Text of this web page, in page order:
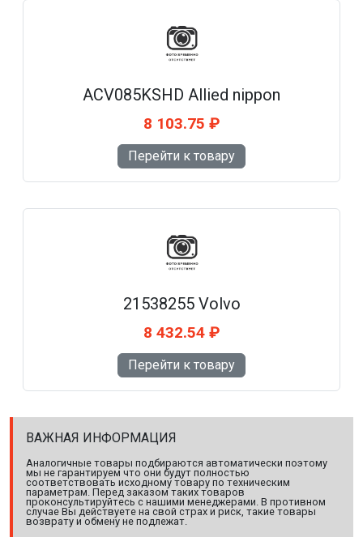
ACV085KSHD Allied nippon
8 103.75 ₽
Перейти к товару
21538255 Volvo
8 432.54 ₽
Перейти к товару
ВАЖНАЯ ИНФОРМАЦИЯ
Аналогичные товары подбираются автоматически поэтому
мы не гарантируем что они будут полностью
соответствовать исходному товару по техническим
параметрам. Перед заказом таких товаров
проконсультируйтесь с нашими менеджерами. В противном
случае Вы действуете на свой страх и риск, такие товары
возврату и обмену не подлежат.